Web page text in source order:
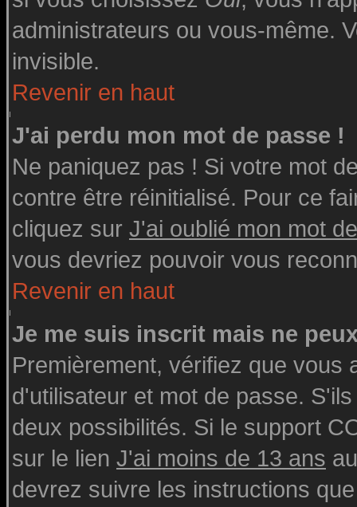
administrateurs ou vous-même.
invisible.
Revenir en haut
J'ai perdu mon mot de passe !
Ne paniquez pas ! Si votre mot
contre être réinitialisé. Pour ce
cliquez sur J'ai oublié mon mot
vous devriez pouvoir vous
Revenir en haut
Je me suis inscrit mais ne
Premièrement, vérifiez que
d'utilisateur et mot de passe.
deux possibilités. Si le support
sur le lien J'ai moins de 13 ans
devrez suivre les instructions